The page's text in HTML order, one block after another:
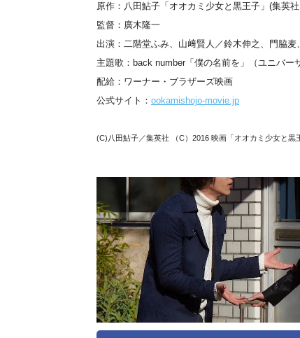
原作：八田鮎子「オオカミ少女と黒王子」(集英
監督：廣木隆一
出演：二階堂ふみ、山﨑賢人／鈴木伸之、門脇
主題歌：back number「僕の名前を」（ユニバー
配給：ワーナー・ブラザーズ映画
公式サイト： ookamishojo-movie.jp
(C)八田鮎子／集英社 （C）2016 映画「オオカミ少女と黒